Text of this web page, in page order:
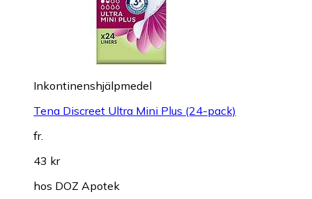
Inkontinenshjälpmedel
Tena Discreet Ultra Mini Plus (24-pack)
fr.
43 kr
hos DOZ Apotek